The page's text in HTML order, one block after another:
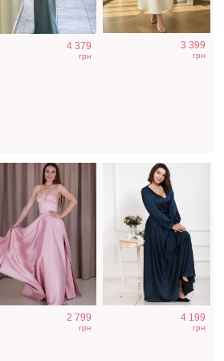
4 379
грн
3 399
грн
Вечернее платье
макси с разрезом
2 799
грн
Вечернее
длинное платье
4 199
грн